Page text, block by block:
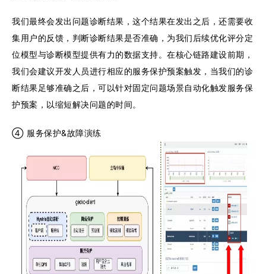
我们最终会发出问题诊断结果，这个结果在发出之后，还需要收
集用户的反馈，判断诊断结果是否准确，为我们后续优化评分定
位模型与诊断模型提供有力的数据支持。在核心链路建设前期，
我们会建议开发人员进行相应的服务保护预案触发，当我们的诊
断结果足够准确之后，可以针对固定问题场景自动化触发服务保
护预案，以缩短解决问题的时间。
④ 服务保护&故障演练